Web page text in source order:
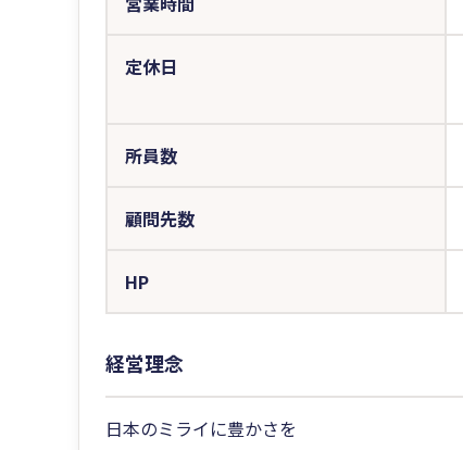
定休日
所員数
顧問先数
HP
経営理念
日本のミライに豊かさを